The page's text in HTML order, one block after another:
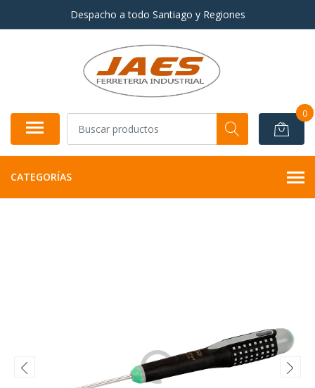
Despacho a todo Santiago y Regiones
0
CATEGORÍAS